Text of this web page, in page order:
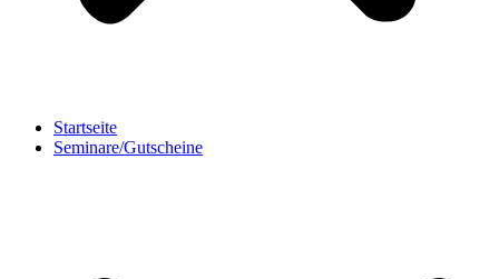
Startseite
Seminare/Gutscheine